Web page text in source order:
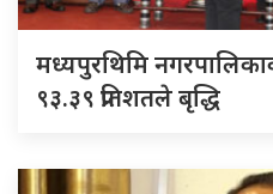
मध्यपुरथिमि
९३.३९ प्रतिशतले बृद्धि